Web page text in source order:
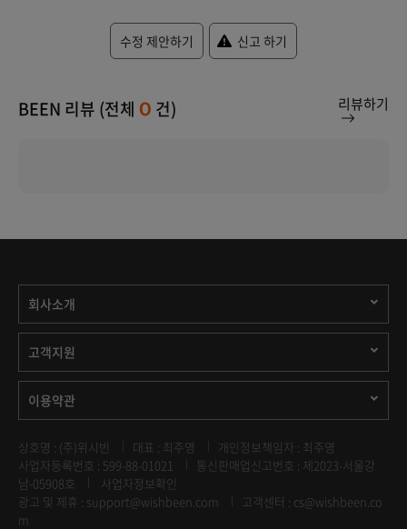
수정 제안하기 신고 하기
BEEN 리뷰 (전체 0 건) 리뷰하기
회사소개
고객지원
이용약관
상호명 : (주)위시빈 대표 : 최주영
개인정보책임자 : 최주영
사업자등록번호 : 599-88-01021
통신판매업신고번호 : 제2023-서울강
남-05908호
사업자정보확인
광고 및 제휴 : support@wishbeen.com
고객센터 : cs@wishbeen.co
m